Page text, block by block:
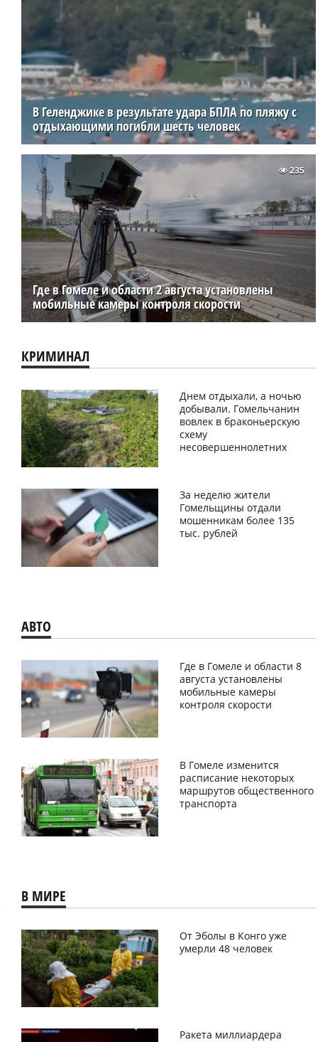
В Геленджике в результате удара БПЛА по пляжу с
отдыхающими погибли шесть человек
Где в Гомеле и области 2 августа установлены
мобильные камеры контроля скорости
235
КРИМИНАЛ
Днем отдыхали, а ночью
добывали. Гомельчанин
вовлек в браконьерскую
схему
несовершеннолетних
За неделю жители
Гомельщины отдали
мошенникам более 135
тыс. рублей
АВТО
Где в Гомеле и области 8
августа установлены
мобильные камеры
контроля скорости
В Гомеле изменится
расписание некоторых
маршрутов общественного
транспорта
В МИРЕ
От Эболы в Конго уже
умерли 48 человек
Ракета миллиардера